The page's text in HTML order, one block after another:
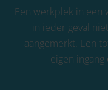
Een werkplek in een
in ieder geval
aangemerkt. Een
eigen